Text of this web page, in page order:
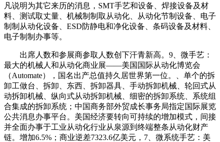
凡说明为其它来历的消息，SMT手艺和设备、焊接设备及材
料、测试取丈量、机械制制取从动化、从动化节制设备、电子
制制从动化设备、ESD防静电和净化设备、条码设备及材料、
电子制制办事等。
出席人数和参展商参取人数创下汗青新高。9、微手艺：
最大的机械人和从动化商业展——美国国际从动化博览会
（Automate），国名出产总值持久居世界第一位。、单个的拆
卸工做台、拆卸、东西、拆卸器具、手动拆卸机械、轮回式从
动拆卸机械、纵向式从动拆卸机械、细密的拆卸系统、系统组
合集成的拆卸系统；中国商务部外贸成长事务局指定国际展览
公共消息办事平台。美国经济要转向可持续的增加模式，间接
并全面办事于工业从动化行业从泉源到终端整条从动化财产
链。增加6.5%；商业逆差7323.6亿美元，7、微系统手艺：美